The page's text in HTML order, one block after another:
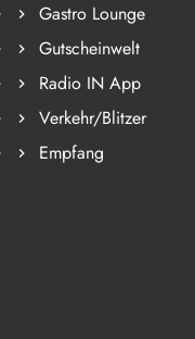
Gastro Lounge
Gutscheinwelt
Radio IN App
Verkehr/Blitzer
Empfang